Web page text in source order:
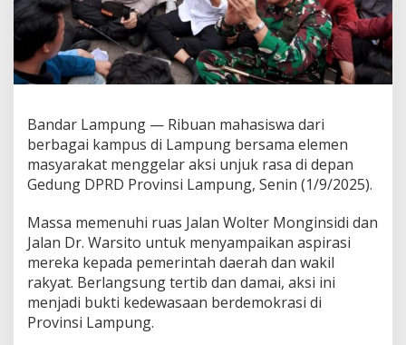
h
a
s
i
s
d
i
L
a
m
u
n
g
a
d
Bandar Lampung — Ribuan mahasiswa dari
berbagai kampus di Lampung bersama elemen
masyarakat menggelar aksi unjuk rasa di depan
Gedung DPRD Provinsi Lampung, Senin (1/9/2025).
Massa memenuhi ruas Jalan Wolter Monginsidi dan
Jalan Dr. Warsito untuk menyampaikan aspirasi
mereka kepada pemerintah daerah dan wakil
rakyat. Berlangsung tertib dan damai, aksi ini
menjadi bukti kedewasaan berdemokrasi di
Provinsi Lampung.